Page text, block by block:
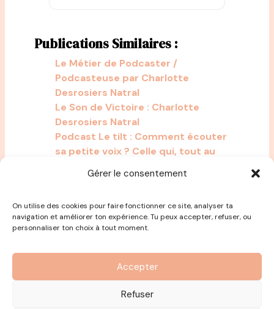
Gérer le consentement
On utilise des cookies pour faire fonctionner ce site, analyser ta
navigation et améliorer ton expérience. Tu peux accepter, refuser, ou
personnaliser ton choix à tout moment.
Accepter
Refuser
Publications Similaires :
Le Métier de Podcaster /
Podcasteuse par Charlotte
Desrosiers Natral
Le Son de Victoire : Charlotte
Desrosiers Natral
Podcast Le tilt : Comment écouter
sa petite voix ? Celle qui, tout au
pour nous.